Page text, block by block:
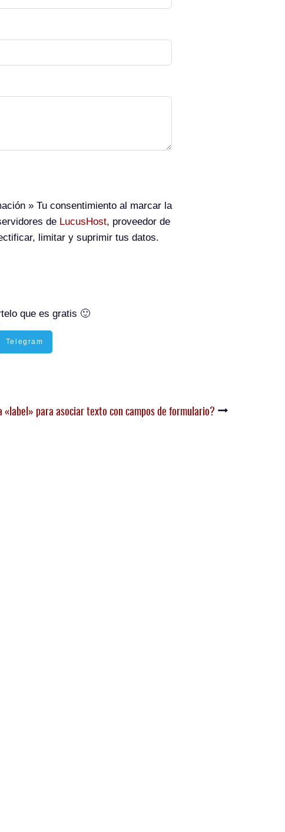
» Tu consentimiento al marcar la
de LucusHost, proveedor de
limitar y suprimir tus datos.
que es gratis 🙂
Telegram
«label» para asociar texto con campos de formulario?